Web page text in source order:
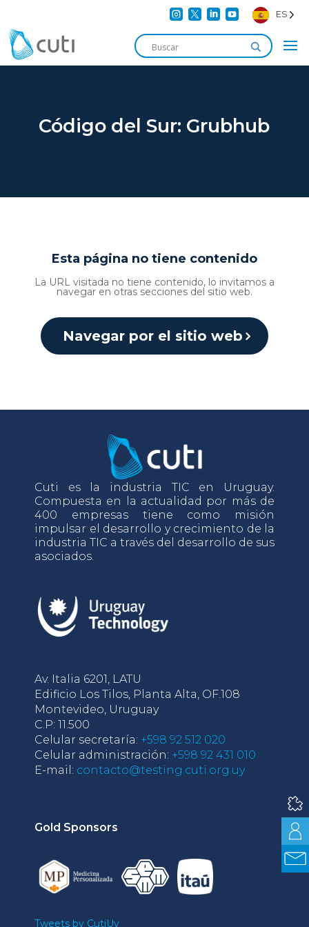
    ES
Código del Sur: Grubhub
Esta página no tiene contenido
La URL visitada no tiene contenido, lo invitamos a
navegar en otras secciones del sitio web.
Navegar por el sitio web
Cuti es la industria TIC en Uruguay.
Compuesta en la actualidad por más de
400 empresas tiene como misión
impulsar el desarrollo y crecimiento de la
industria TIC a través del desarrollo de sus
asociados.
Av. Italia 6201, LATU
Edificio Los Tilos, Planta Alta, OF.108
Montevideo, Uruguay
C.P: 11.500
Celular secretaría: +598 92 512 020
Celular administración: +598 92 431 010
E-mail: contacto@testing.cuti.org.uy
Gold Sponsors
Tweets by CutiUy